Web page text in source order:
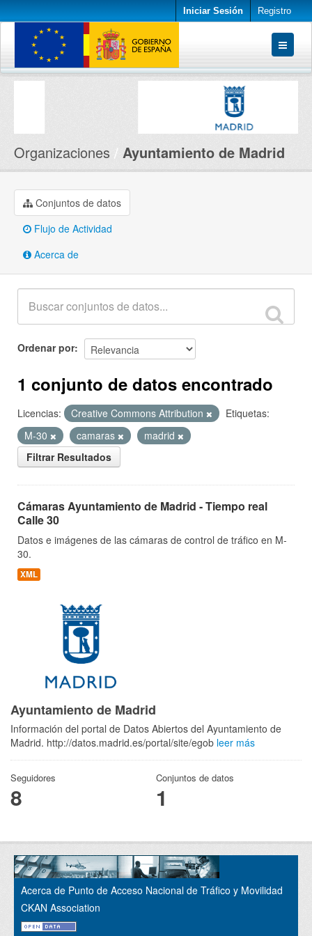
Iniciar Sesión Registro
Conjuntos de datos
Organizaciones Ayuntamiento de Madrid
Conjuntos de datos
Flujo de Actividad
Acerca de
Ordenar por
1 conjunto de datos encontrado
Licencias: Creative Commons Attribution
Etiquetas:
M-30
camaras
madrid
Filtrar Resultados
Cámaras Ayuntamiento de Madrid - Tiempo real
Calle 30
Datos e imágenes de las cámaras de control de tráfico en M-
30.
XML
Ayuntamiento de Madrid
Información del portal de Datos Abiertos del Ayuntamiento de
Madrid. http://datos.madrid.es/portal/site/egob leer más
Seguidores
8
Conjuntos de datos
1
Acerca de Punto de Acceso Nacional de Tráfico y Movilidad
CKAN Association